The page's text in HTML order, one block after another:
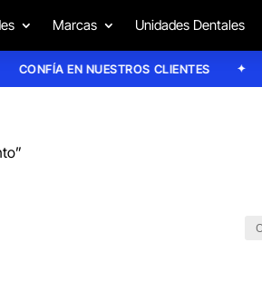
Marcas Unidades Dentales
CONFÍA EN NUESTROS CLIENTES